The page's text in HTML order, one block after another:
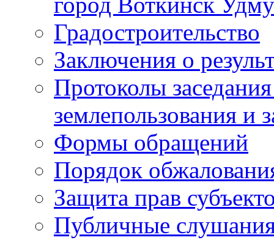
Градостроительство
Заключения о
Протоколы
землепользования и
Формы обращений
Порядок
Защита прав
Публичные